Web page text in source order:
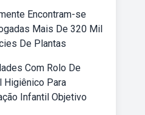
Encontram-se
Mais De 320 Mil
De Plantas
Com Rolo De
Higiênico Para
Infantil Objetivo